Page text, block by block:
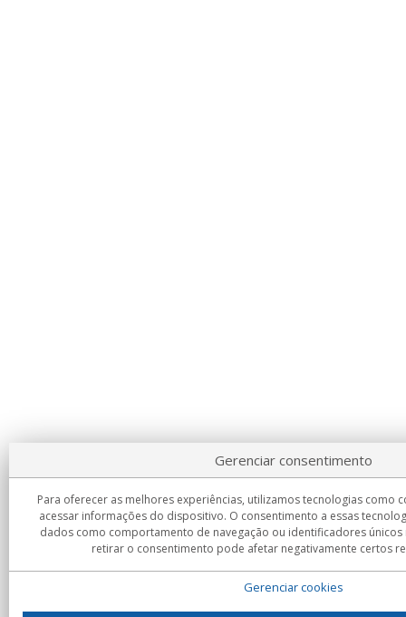
Gerenciar consentimento
Para oferecer as melhores experiências, utilizamos tecnologias como
acessar informações do dispositivo. O consentimento a essas
dados como comportamento de navegação ou identificadores únicos
retirar o consentimento pode afetar negativamente certos
Gerenciar cookies